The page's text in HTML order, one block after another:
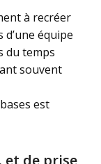
à recréer
équipe
du temps
souvent
est